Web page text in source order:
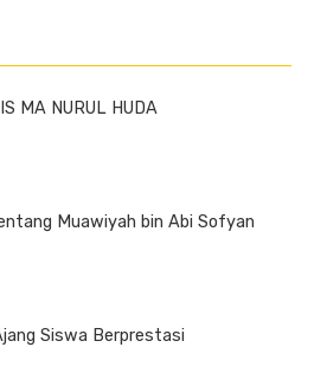
MA NURUL HUDA
Muawiyah bin Abi Sofyan
Siswa Berprestasi